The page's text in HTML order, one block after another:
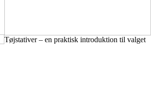
Tøjstativer – en praktisk introduktion til valget